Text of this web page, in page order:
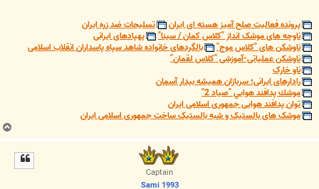
پرونده فعالیت صلح آمیز هسته ای ایران
تسلیحات ضد زره ایران
ناوچه های موشک انداز "کلاس کمان / سینا"
پهپادهای ایرانی
ناوشکن های "کلاس موج"
بالگردهای خانواده شاهد سپاه پاسداران انقلاب اسلامی
ناوشکن عملیاتی-آموزشی "کلاس لقمان"
ناو خارک
رادارهای ایرانی؛ سربازان همیشه بیدار آسمان
موشك پدافند هوايي "صياد 2"
توان پدافند هوایی جمهوری اسلامی ایران
موشک های بالستیک و شبه بالستیک ساخت جمهوری اسلامی ایران
ب
ا
Captain
Sami 1993